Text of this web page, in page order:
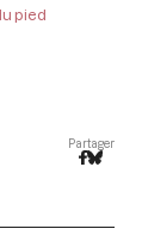
pied
Partager